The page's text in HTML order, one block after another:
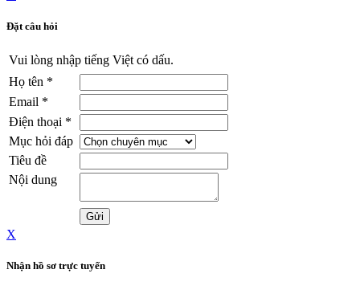
Đặt câu hỏi
Vui lòng nhập tiếng Việt có dấu.
Họ tên *
Email *
Điện thoại *
Mục hỏi đáp
Tiêu đề
Nội dung
X
Nhận hồ sơ trực tuyến